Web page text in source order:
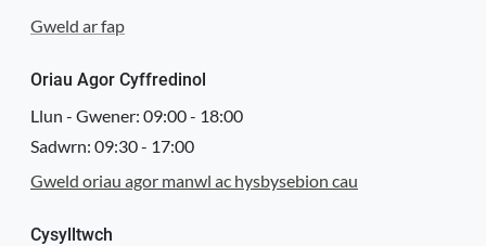
Gweld ar fap
Oriau Agor Cyffredinol
Llun - Gwener: 09:00- 18:00
Sadwrn: 09:30- 17:00
Gweld oriau agor manwl ac hysbysebion cau
Cysylltwch